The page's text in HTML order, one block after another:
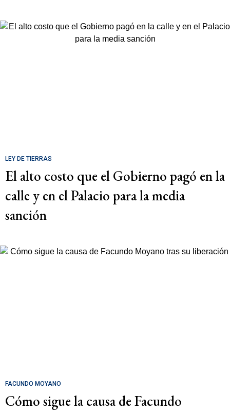
LEY DE TIERRAS
El alto costo que el Gobierno pagó en la
calle y en el Palacio para la media
sanción
FACUNDO MOYANO
Cómo sigue la causa de Facundo